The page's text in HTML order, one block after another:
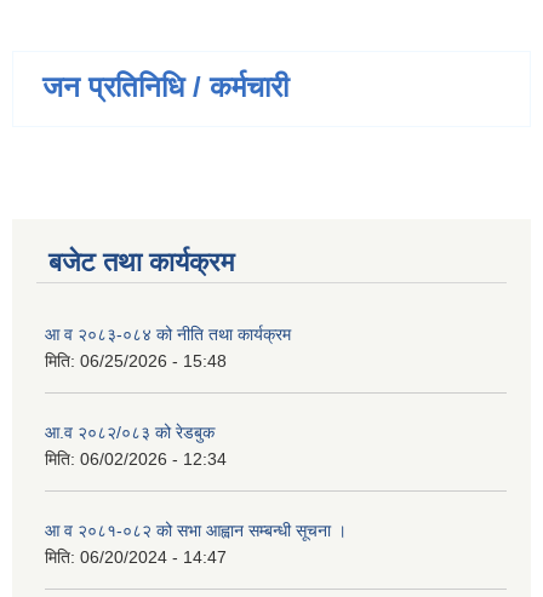
जन प्रतिनिधि / कर्मचारी
बजेट तथा कार्यक्रम
आ व २०८३-०८४ को नीति तथा कार्यक्रम
मिति: 06/25/2026 - 15:48
आ.व २०८२/०८३ को रेडबुक
मिति: 06/02/2026 - 12:34
आ व २०८१-०८२ को सभा आह्वान सम्बन्धी सूचना ।
मिति: 06/20/2024 - 14:47